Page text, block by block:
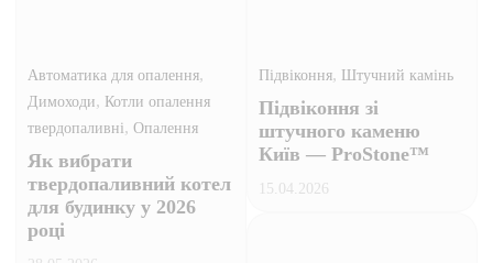
Автоматика для опалення,
Димоходи, Котли опалення
твердопаливні, Опалення
Як вибрати
твердопаливний котел
для будинку у 2026
році
Підвіконня, Штучний камінь
Підвіконня зі
штучного каменю
Київ — ProStone™
15.04.2026